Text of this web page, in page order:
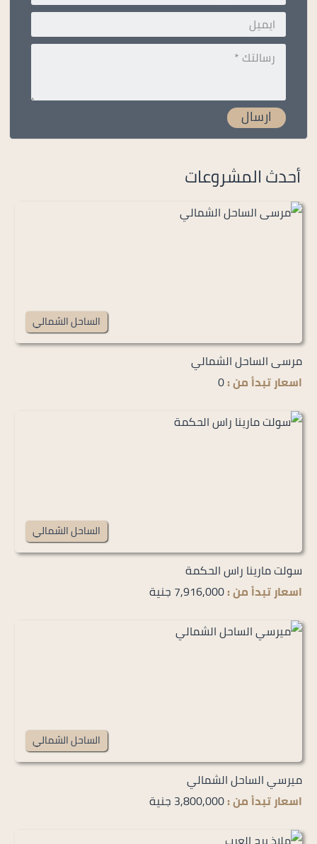
أحدث المشروعات
الساحل الشمالي
مرسى الساحل الشمالي
اسعار تبدأ من :0
الساحل الشمالي
سولت مارينا راس الحكمة
اسعار تبدأ من :7,916,000 جنية
الساحل الشمالي
ميرسي الساحل الشمالي
اسعار تبدأ من :3,800,000 جنية